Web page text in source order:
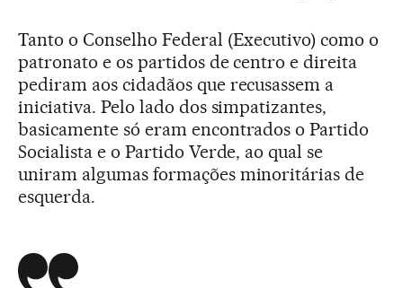
Tanto o Conselho Federal (Executivo) como o
patronato e os partidos de centro e direita
pediram aos cidadãos que recusassem a
iniciativa. Pelo lado dos simpatizantes,
basicamente só eram encontrados o Partido
Socialista e o Partido Verde, ao qual se
uniram algumas formações minoritárias de
esquerda.